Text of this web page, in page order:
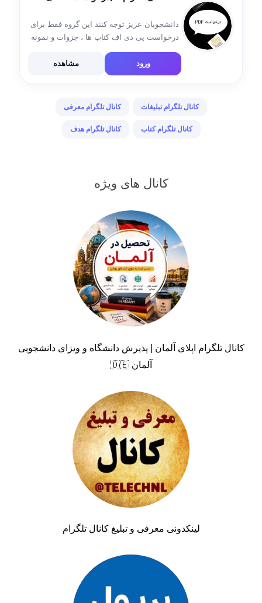
دانشجویان عزیز توجه کنند این گروه فقط برای
درخواست پی دی اف کتاب ها ، جزوات و نمونه
خودداری کنید @PDF_News_PNU اخبار
ورود مشاهده
کانال تلگرام تبلیغات کانال تلگرام معرفی
کانال تلگرام کتاب کانال تلگرام هدف
کانال های ویژه
کانال تلگرام اپلای آلمان | پذیرش دانشگاه و ویزای دانشجویی
آلمان 🇩🇪
لینکدونی معرفی و تبلیغ کانال تلگرام